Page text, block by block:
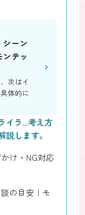
シーン
テッ
次はイ
体的に
イラ...考え方
します。
け・NG対応
の目安｜モ